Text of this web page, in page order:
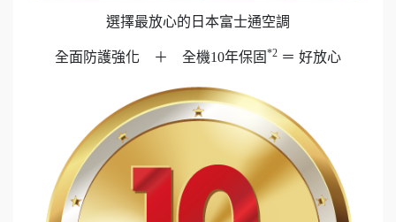
選擇最放心的日本富士通空調
全面防護強化 ＋ 全機10年保固 *2 ＝ 好放心